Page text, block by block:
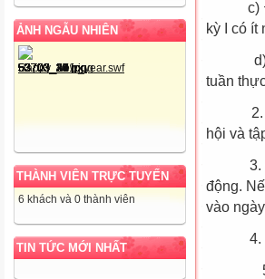
ẢNH NGẪU NHIÊN
THÀNH VIÊN TRỰC TUYẾN
6 khách và 0 thành viên
TIN TỨC MỚI NHẤT
c) Đối
kỳ I có ít
d) Đối
tuần
2. Kế
hội và
3. Các
động.
vào
4.
5.